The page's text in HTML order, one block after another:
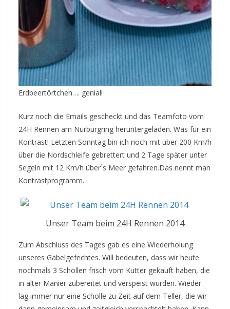
Erdbeertörtchen…. genial!
Kurz noch die Emails gescheckt und das Teamfoto vom
24H Rennen am Nürburgring heruntergeladen. Was für ein
Kontrast! Letzten Sonntag bin ich noch mit über 200 Km/h
über die Nordschleife gebrettert und 2 Tage später unter
Segeln mit 12 Km/h über`s Meer gefahren.Das nennt man
Kontrastprogramm.
Unser Team beim 24H Rennen 2014
Zum Abschluss des Tages gab es eine Wiederholung
unseres Gabelgefechtes. Will bedeuten, dass wir heute
nochmals 3 Schollen frisch vom Kutter gekauft haben, die
in alter Manier zubereitet und verspeist wurden. Wieder
lag immer nur eine Scholle zu Zeit auf dem Teller, die wir